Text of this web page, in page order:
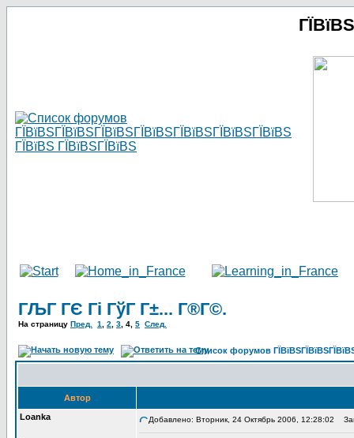
ГЉГ ГЄ Гі ГўГ Г±... Г®Г©.
На страницу Пред. 1 2 3 4 5 След.
Список форумов
Автор
Loanka
Добавлено: Вторник, 24 Октябрь 2006, 12:28:02